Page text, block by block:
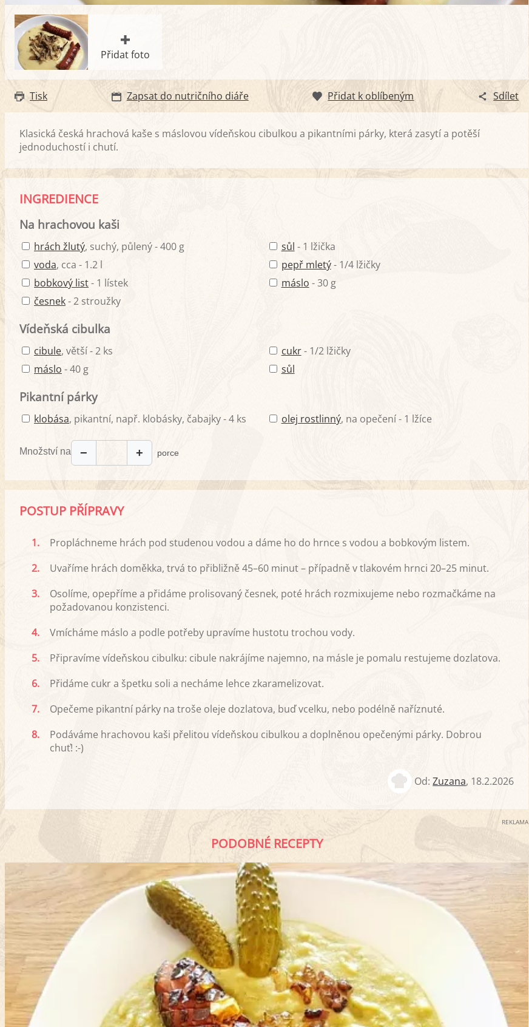
Přidat foto
Tisk Zapsat do nutričního diáře Přidat k oblíbeným Sdílet
Klasická česká hrachová kaše s máslovou vídeňskou cibulkou a pikantními párky, která zasytí a potěší
jednoduchostí i chutí.
INGREDIENCE
Na hrachovou kaši
hrách žlutý, suchý, půlený - 400 g
voda, cca - 1.2 l
bobkový list- 1 lístek
česnek- 2 stroužky
sůl - 1 lžička
pepř mletý- 1/4 lžičky
máslo - 30 g
Vídeňská cibulka
cibule, větší - 2 ks
máslo - 40 g
cukr- 1/2 lžičky
sůl
Pikantní párky
klobása, pikantní, např. klobásky, čabajky - 4 ks olej rostlinný, na opečení - 1 lžíce
Množství na − + porce
POSTUP PŘÍPRAVY
1.
Propláchneme hrách pod studenou vodou a dáme ho do hrnce s vodou a bobkovým listem.
2.
Uvaříme hrách doměkka, trvá to přibližně 45–60 minut – případně v tlakovém hrnci 20–25 minut.
3.
Osolíme, opepříme a přidáme prolisovaný česnek, poté hrách rozmixujeme nebo rozmačkáme na
požadovanou konzistenci.
4.
Vmícháme máslo a podle potřeby upravíme hustotu trochou vody.
5.
Připravíme vídeňskou cibulku: cibule nakrájíme najemno, na másle je pomalu restujeme dozlatova.
6.
Přidáme cukr a špetku soli a necháme lehce zkaramelizovat.
7.
Opečeme pikantní párky na troše oleje dozlatova, buď vcelku, nebo podélně naříznuté.
8.
Podáváme hrachovou kaši přelitou vídeňskou cibulkou a doplněnou opečenými párky. Dobrou
chuť! :-)
Od:Zuzana, 18.2.2026
REKLAMA
PODOBNÉ RECEPTY